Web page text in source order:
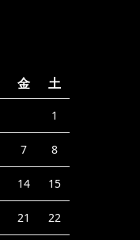
金 土
1
7 8
14 15
21 22